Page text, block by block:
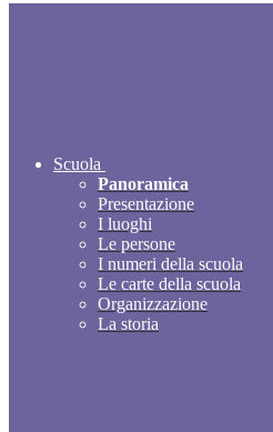
Scuola
Panoramica
Presentazione
I luoghi
Le persone
I numeri della scuola
Le carte della scuola
Organizzazione
La storia